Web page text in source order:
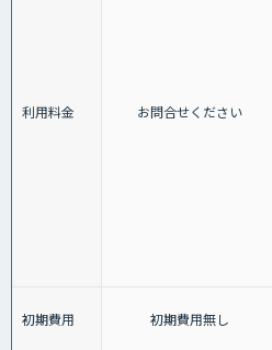
利用料金 お問合せください
初期費用 初期費用無し